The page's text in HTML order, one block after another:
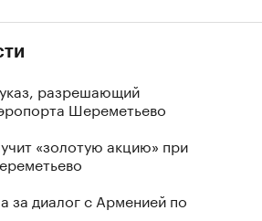
разрешающий
Шереметьево
«золотую акцию» при
за диалог с Арменией по